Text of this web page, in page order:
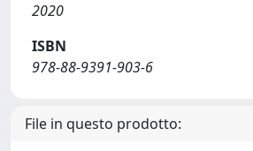
2020
ISBN
978-88-9391-903-6
File in questo prodotto: